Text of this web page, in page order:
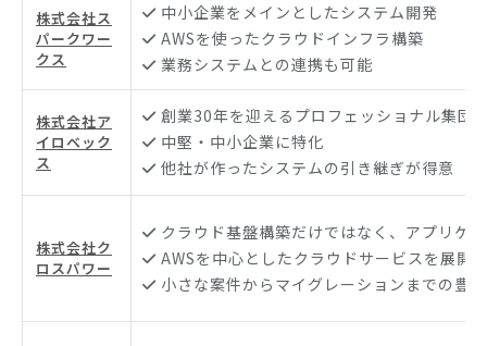
株式会社ス
パークワー
クス
中小企業をメインとしたシステム開発
AWSを使ったクラウドインフラ構築
業務システムとの連携も可能
株式会社ア
イロベック
ス
創業30年を迎えるプロフェッショナル集団
中堅・中小企業に特化
他社が作ったシステムの引き継ぎが得意
株式会社ク
ロスパワー
クラウド基盤構築だけではなく、アプリケ
AWSを中心としたクラウドサービスを展開
小さな案件からマイグレーションまでの豊